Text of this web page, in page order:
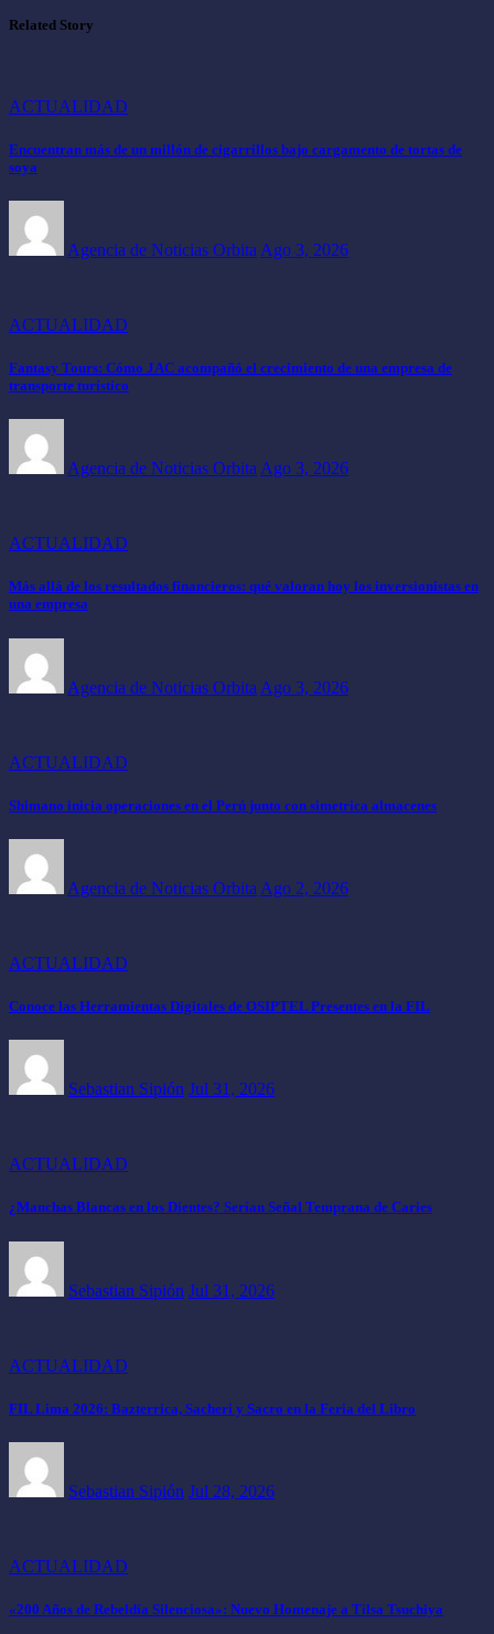
Related Story
ACTUALIDAD
Encuentran más de un millón de cigarrillos bajo cargamento de tortas de
soya
Agencia de Noticias Orbita Ago 3, 2026
ACTUALIDAD
Fantasy Tours: Cómo JAC acompañó el crecimiento de una empresa de
transporte turístico
Agencia de Noticias Orbita Ago 3, 2026
ACTUALIDAD
Más allá de los resultados financieros: qué valoran hoy los inversionistas en
una empresa
Agencia de Noticias Orbita Ago 3, 2026
ACTUALIDAD
Shimano inicia operaciones en el Perú junto con simetrica almacenes
Agencia de Noticias Orbita Ago 2, 2026
ACTUALIDAD
Conoce las Herramientas Digitales de OSIPTEL Presentes en la FIL
Sebastian Sipión Jul 31, 2026
ACTUALIDAD
¿Manchas Blancas en los Dientes? Serían Señal Temprana de Caries
Sebastian Sipión Jul 31, 2026
ACTUALIDAD
FIL Lima 2026: Bazterrica, Sacheri y Sacro en la Feria del Libro
Sebastian Sipión Jul 28, 2026
ACTUALIDAD
«200 Años de Rebeldía Silenciosa»: Nuevo Homenaje a Tilsa Tsuchiya